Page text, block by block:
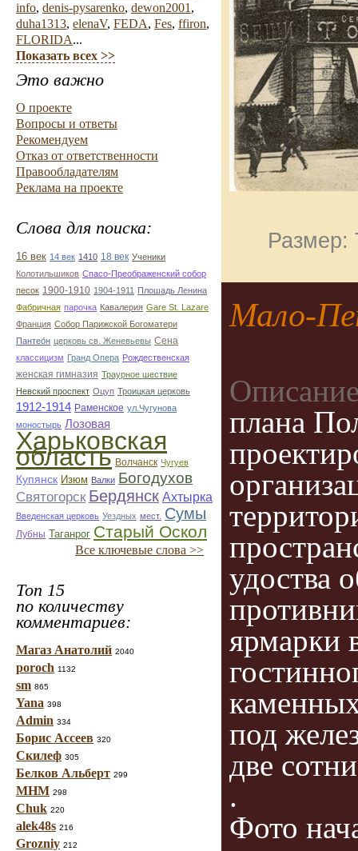
info, denis-pysarenko, dewon2001 ,
duha1313, elenaV, FEDA, Fes, ffiron,
FLORIDA...
Показать всех >>
Это важно
О проекте
Вопросы и ответы
Рекомендуем
Отказ от ответственности
Правообладателям
Реклама на проекте
Слова для поиска:
16 век 14 век 1410 18 век Ученики
Колотильшиков Спасо-Преображенский собор
песок 1900-1910 1904-1911 Плошадь Ленина
Фабричная парочка Кавалерия Gare St. Lazare
Франция Собор Парижской Богоматери
Пантео́н церковь св. Женевьевы Сена
классицизм Гранд Опера Рождественская
женская гимназия Траурное шествие
Невский проспект Оцуп Троицкая церковь
1912-1914 Раменское ул.Чугунова
моностырь Лозовая
Харьковская
область Волчанск Чугуев
Купянск Изюм Валки Богодухов
Святогорск Бердянск Ахтырка
Введенская церковь Уездных мест. Сумы
Лубны Таганрог Старый Оскол
Все ключевые слова >>
Топ 15
по количеству
комментариев:
Магаз Анатолий 2040
poroch 1132
sm 865
Yana 398
Admin 334
Борис Ассеев 320
Скилеф 305
Белков Альберт 299
МНМ 298
Chuk 220
alek48s 216
Grozniy 212
Размер:
Мало-
плана
удоства
ярмарки
под
две
.
Фото